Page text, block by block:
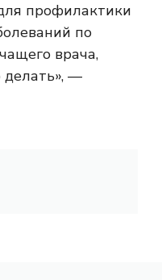
профилактики
по
врача,
—